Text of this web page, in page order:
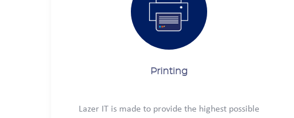
Printing
Lazer IT is made to provide the highest possible